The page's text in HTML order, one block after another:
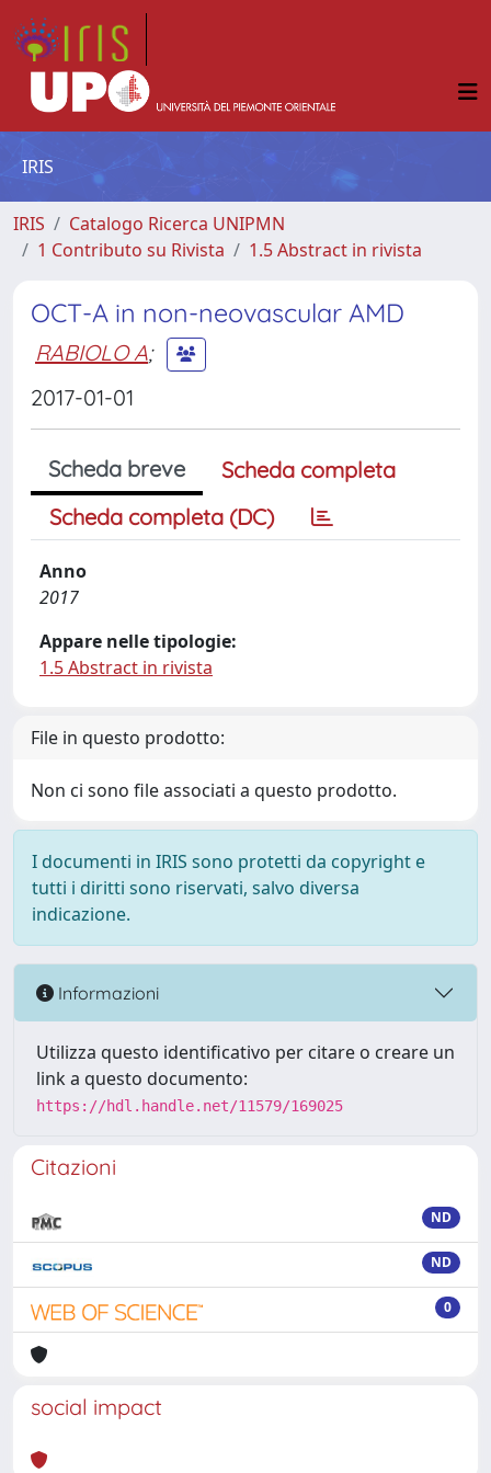
IRIS
IRIS
Catalogo Ricerca UNIPMN
1 Contributo su Rivista
1.5 Abstract in rivista
OCT-A in non-neovascular AMD
RABIOLO A;
2017-01-01
Scheda breve
Scheda completa
Scheda completa (DC)
Anno
2017
Appare nelle tipologie:
1.5 Abstract in rivista
File in questo prodotto:
Non ci sono file associati a questo prodotto.
I documenti in IRIS sono protetti da copyright e
tutti i diritti sono riservati, salvo diversa
indicazione.
Informazioni
Utilizza questo identificativo per citare o creare un
link a questo documento:
https://hdl.handle.net/11579/169025
Citazioni
ND
ND
0
social impact